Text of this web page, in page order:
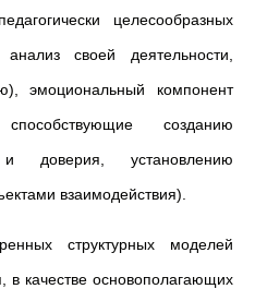
целесообразных
своей деятельности,
эмоциональный компонент
созданию
доверия, установлению
взаимодействия).
структурных моделей
в качестве основополагающих